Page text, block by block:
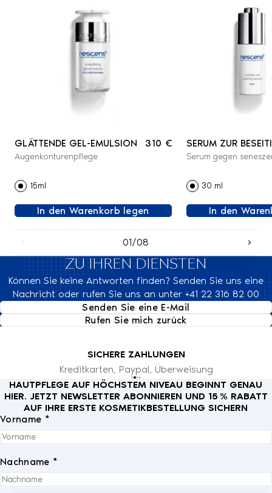
GLÄTTENDE GEL-EMULSION
Augenkonturenpflege
310 €
15ml
In den Warenkorb legen
SERUM ZUR
VON ZOMBIE-
Serum gegen
30 ml
In den
01/08
ZU IHREN DIENSTEN
Können Sie keine Antworten finden? Senden Sie uns eine
Nachricht oder rufen Sie uns an unter +41 22 316 82 00
Senden Sie eine E-Mail
Rufen Sie mich zurück
SICHERE ZAHLUNGEN
Kreditkarten, Paypal, Überweisung
HAUTPFLEGE AUF HÖCHSTEM NIVEAU BEGINNT GENAU
HIER. JETZT NEWSLETTER ABONNIEREN UND 15 % RABATT
AUF IHRE ERSTE KOSMETIKBESTELLUNG SICHERN
Vorname *
Nachname *